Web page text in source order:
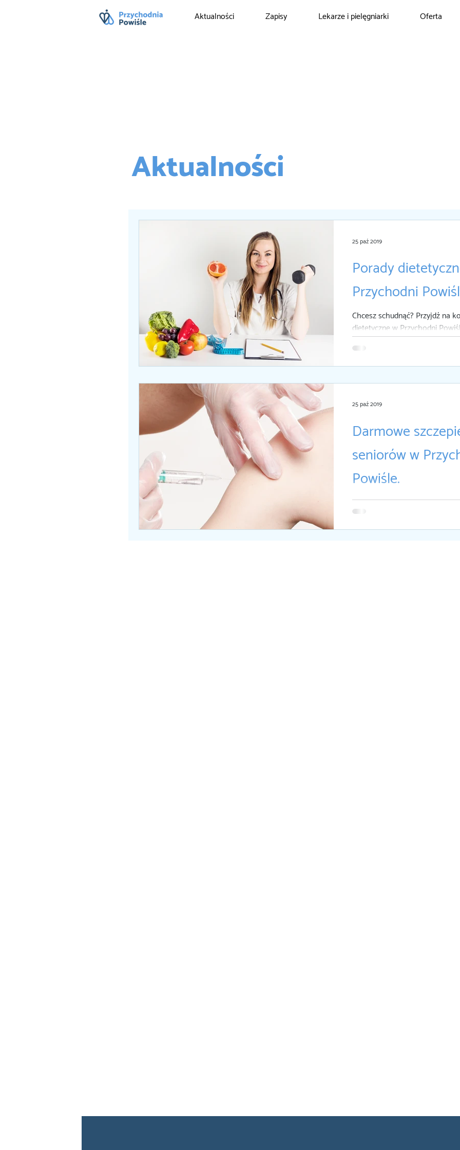
Aktualności Zapisy Lekarze i pielęgniarki Oferta
Porady
Przychodni
Chcesz schudnąć? Przyjdź na
dietetyczne w Przychodni
października w Przychodni
skorzystać z...
25 paź 2019
Darmowe
seniorów w
Powiśle.
Darmowe szczepienia na grypę
Powiśle. Przychodnia Powiśle
programie "Warszawa dla
25 paź 2019
Aktualności